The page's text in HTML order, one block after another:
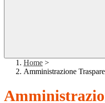
Home >
Amministrazione